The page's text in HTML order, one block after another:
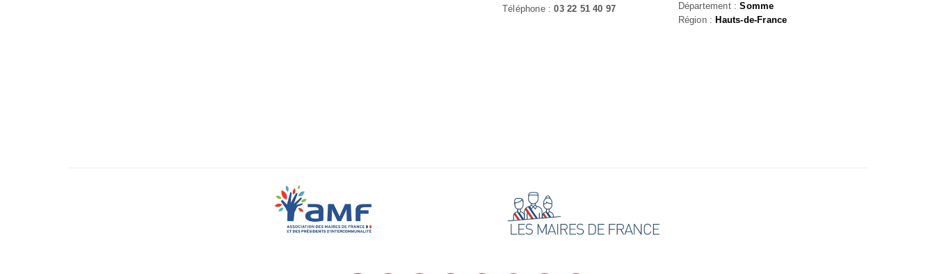
Téléphone :03 22 51 40 97 Département :Somme
Région : Hauts-de-France